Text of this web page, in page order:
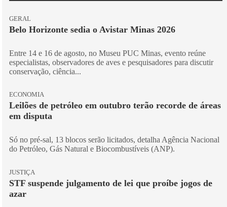
GERAL
Belo Horizonte sedia o Avistar Minas 2026
Entre 14 e 16 de agosto, no Museu PUC Minas, evento reúne
especialistas, observadores de aves e pesquisadores para discutir
conservação, ciência...
ECONOMIA
Leilões de petróleo em outubro terão recorde de áreas
em disputa
Só no pré-sal, 13 blocos serão licitados, detalha Agência Nacional
do Petróleo, Gás Natural e Biocombustíveis (ANP).
JUSTIÇA
STF suspende julgamento de lei que proíbe jogos de
azar